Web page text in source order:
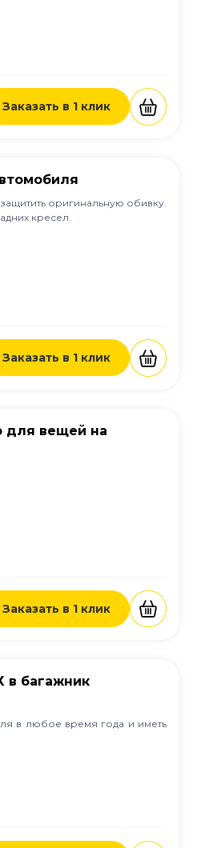
Заказать в 1 клик
оригинальную обивку.
кресел.
Заказать в 1 клик
для вещей на
Заказать в 1 клик
в багажник
в любое время года и иметь